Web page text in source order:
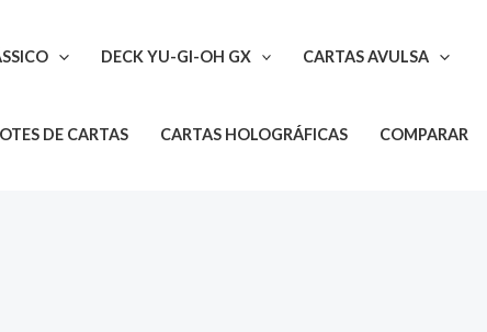
DECK YU-GI-OH GX CARTAS AVULSA
DE CARTAS CARTAS HOLOGRÁFICAS COMPARAR